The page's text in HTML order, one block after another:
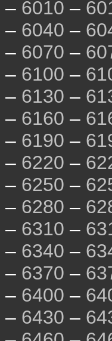
– 6010 –
– 6040 –
– 6070 –
– 6100 –
– 6130 –
– 6160 –
– 6190 –
– 6220 –
– 6250 –
– 6280 –
– 6310 –
– 6340 –
– 6370 –
– 6400 –
– 6430 –